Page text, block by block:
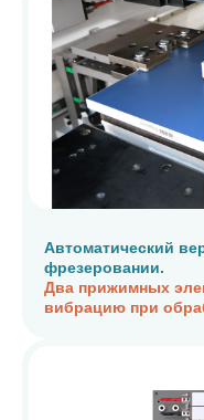
Автоматический
фрезеровании.
Два прижимных
вибрацию при